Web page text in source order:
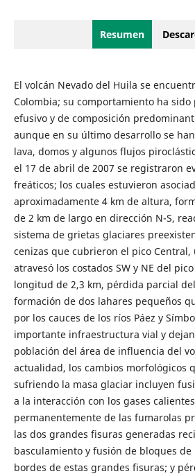
Resumen
El volcán Nevado del Huila se
Colombia; su comportamiento ha
efusivo y de composición
aunque en su último desarrollo se
lava, domos y algunos flujos
el 17 de abril de 2007 se registraron
freáticos; los cuales estuvieron
aproximadamente 4 km de altura,
de 2 km de largo en dirección N-S,
sistema de grietas glaciares
cenizas que cubrieron el pico
atravesó los costados SW y NE del
longitud de 2,3 km, pérdida parcial
formación de dos lahares pequeños
por los cauces de los ríos Páez y
importante infraestructura vial y
población del área de influencia del
actualidad, los cambios morfológicos
sufriendo la masa glaciar incluyen
a la interacción con los gases
permanentemente de las fumarolas
las dos grandes fisuras generadas
basculamiento y fusión de bloques de
bordes de estas grandes fisuras; y